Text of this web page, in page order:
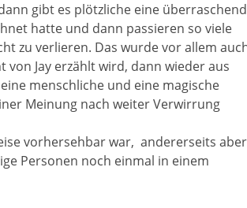
gibt es plötzliche eine
hatte und dann passieren so viele
zu verlieren. Das wurde vor allem
Jay erzählt wird, dann wieder aus
menschliche und eine magische
Meinung nach weiter Verwirrung
vorhersehbar war, andererseits aber
Personen noch einmal in einem